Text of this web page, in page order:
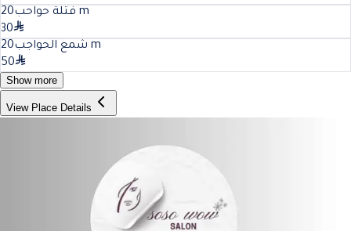
فتلة حواحب20
m
30
شمع الحواجب20
m
50
Show more
View Place Details